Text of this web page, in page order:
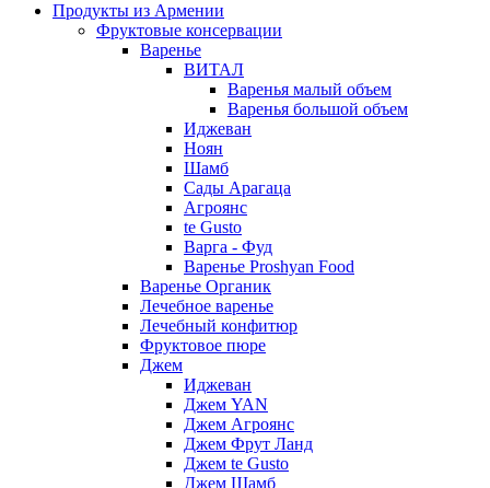
Продукты из Армении
Фруктовые консервации
Варенье
ВИТАЛ
Варенья малый объем
Варенья большой объем
Иджеван
Ноян
Шамб
Сады Арагаца
Агроянс
te Gusto
Варга - Фуд
Варенье Proshyan Food
Варенье Органик
Лечебное варенье
Лечебный конфитюр
Фруктовое пюре
Джем
Иджеван
Джем YAN
Джем Агроянс
Джем Фрут Ланд
Джем te Gusto
Джем Шамб